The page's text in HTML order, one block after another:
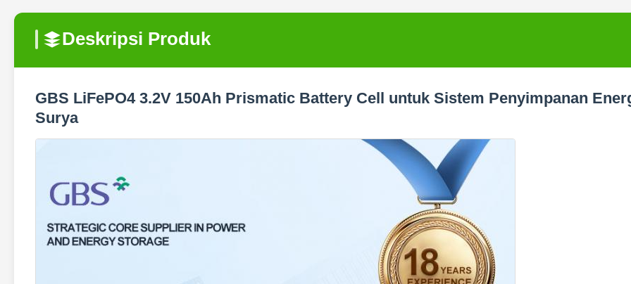
Deskripsi Produk
GBS LiFePO4 3.2V 150Ah Prismatic Battery Cell untuk Sistem Penyimpanan
Surya